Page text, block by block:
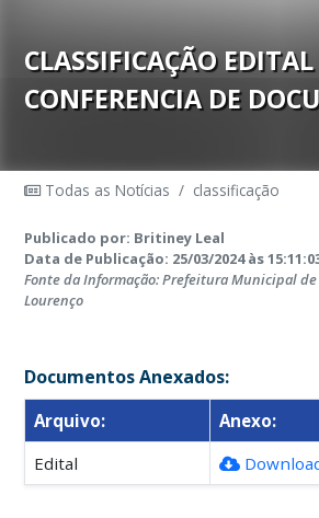
CLASSIFICAÇÃO
CONFERENCIA DE
Todas as Notícias / classificação
Publicado por: Britiney Leal
Data de Publicação: 25/03/2024 às
Fonte da Informação: Prefeitura Municipal de
Lourenço
Documentos Anexados:
Arquivo:
Anexo:
Edital